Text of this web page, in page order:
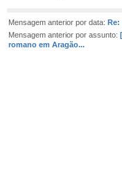
Mensagem anterior por data:
Mensagem anterior por assunto:
romano em Aragão...